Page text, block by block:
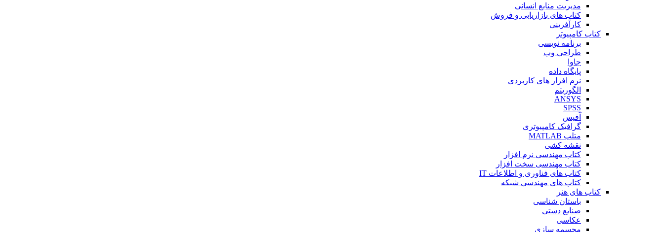
مدیریت منابع انسانی
کتاب های بازاریابی و فروش
کارآفرینی
کتاب کامپیوتر
برنامه نویسی
طراحی وب
جاوا
پایگاه داده
نرم افزار های کاربردی
الگوریتم
ANSYS
SPSS
آفیس
گرافیک کامپیوتری
متلب MATLAB
نقشه کشی
کتاب مهندسی نرم افزار
کتاب مهندسی سخت افزار
کتاب های فناوری و اطلاعات IT
کتاب های مهندسی شبکه
کتاب های هنر
باستان شناسی
صنایع دستی
عکاسی
مجسمه سازی